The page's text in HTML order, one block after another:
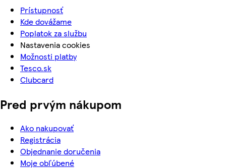
Prístupnosť
Kde dovážame
Poplatok za službu
Nastavenia cookies
Možnosti platby
Tesco.sk
Clubcard
Pred prvým nákupom
Ako nakupovať
Registrácia
Objednanie doručenia
Moje obľúbené